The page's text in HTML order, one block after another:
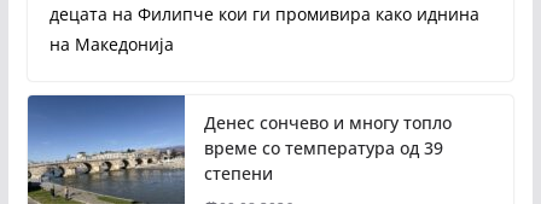
децата на Филипче кои ги промивира како иднина
на Македонија
Денес сончево и многу топло
време со температура од 39
степени